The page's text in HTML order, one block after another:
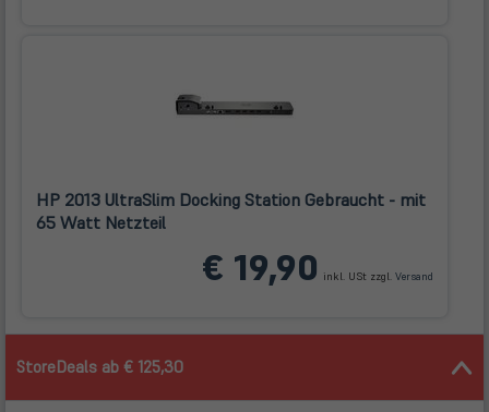
HP 2013 UltraSlim Docking Station Gebraucht - mit
65 Watt Netzteil
€ 19,90 inkl. USt zzgl. Versand
StoreDeals ab € 125,30